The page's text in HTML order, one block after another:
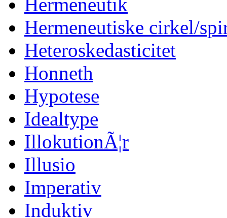
Hermeneutiske cirkel/
Heteroskedasticitet
Honneth
Hypotese
Idealtype
IllokutionÃ¦r
Illusio
Imperativ
Induktiv